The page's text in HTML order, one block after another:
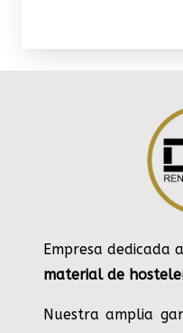
Empresa dedicada
material de
Nuestra amplia